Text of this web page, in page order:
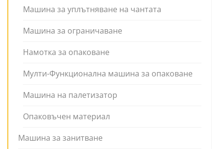
Машина за уплътняване на чантата
Машина за ограничаване
Намотка за опаковане
Мулти-Функционална машина за опаковане
Машина на палетизатор
Опаковъчен материал
Машина за занитване